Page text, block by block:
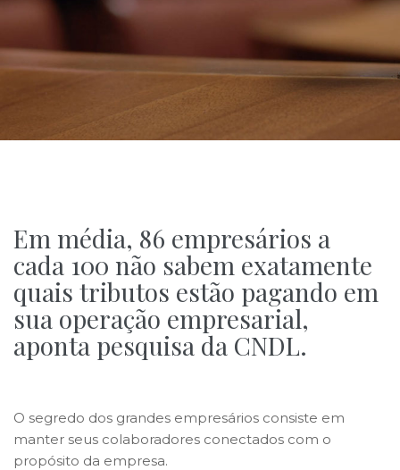
Em média, 86 empresários a
cada 100 não sabem exatamente
quais tributos estão pagando em
sua operação empresarial,
aponta pesquisa da CNDL.
O segredo dos grandes empresários consiste em
manter seus colaboradores conectados com o
propósito da empresa.